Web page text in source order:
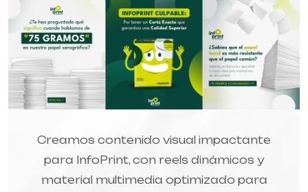
Creamos contenido visual impactante
para InfoPrint, con reels dinámicos y
material multimedia optimizado para